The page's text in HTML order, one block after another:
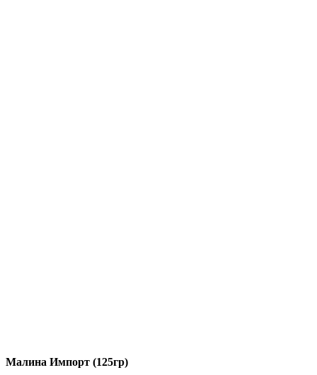
Малина Импорт (125гр)